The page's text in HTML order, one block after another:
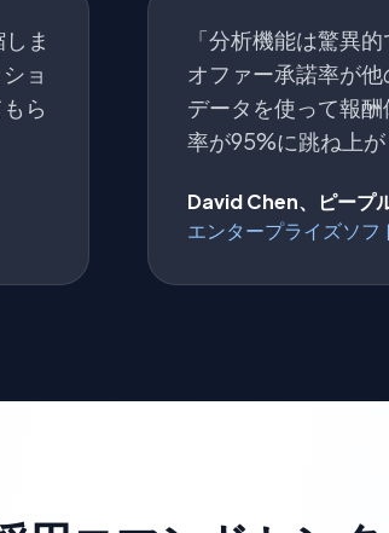
ま
ョ
ら
「分析機能は驚異
オファー承諾率が
データを使って報
率が95%に跳ね上
David Chen、ピープ
エンタープライズソフ